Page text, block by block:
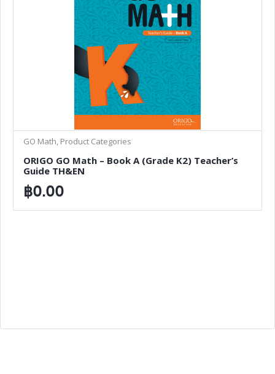
GO Math, Product Categories
ORIGO GO Math – Book A (Grade K2) Teacher’s
Guide TH&EN
฿0.00